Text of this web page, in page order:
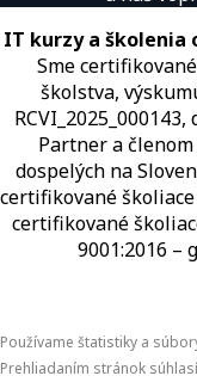
IT kurzy a školenia
Sme
školstva,
Partner a
dospelých na
certifikované
certifikované
9001:2016 –
Používame štatistiky a
Prehliadaním stránok